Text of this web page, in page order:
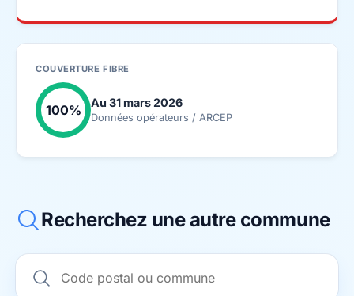
COUVERTURE FIBRE
100% Au 31 mars 2026
Données opérateurs / ARCEP
Recherchez une autre commune